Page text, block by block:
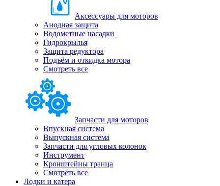
Аксессуары для моторов
Анодная защита
Водометные насадки
Гидрокрылья
Защита редуктора
Подъём и откидка мотора
Смотреть все
Запчасти для моторов
Впускная система
Выпускная система
Запчасти для угловых колонок
Инструмент
Кронштейны транца
Смотреть все
Лодки и катера